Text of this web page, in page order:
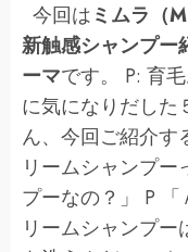
今回はミムラ（
新触感シャンプー
ーマです。 P: 育
に気になりだした
ん、今回ご紹介す
リームシャンプ
プーなの？」 P 「
リームシャンプ